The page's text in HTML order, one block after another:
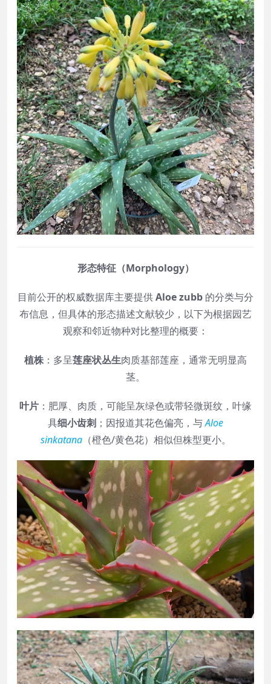
形态特征（Morphology）
目前公开的权威数据库主要提供Aloe zubb 的分类与分
布信息，但具体的形态描述文献较少，以下为根据园艺
观察和邻近物种对比整理的概要：
植株：多呈莲座状丛生肉质基部莲座，通常无明显高
茎。
叶片 ：肥厚、肉质，可能呈灰绿色或带轻微斑纹，叶缘
具细小齿刺 ；因报道其花色偏亮，与Aloe
sinkatana（橙色/黄色花）相似但株型更小。